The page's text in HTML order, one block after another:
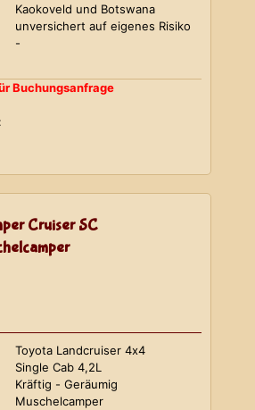
Kaokoveld und Botswana
unversichert auf eigenes Risiko
-
Buchungsanfrage
Cruiser SC
Toyota Landcruiser 4x4
Single Cab 4,2L
Kräftig - Geräumig
Muschelcamper